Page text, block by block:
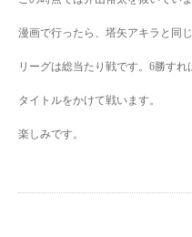
漫画で行ったら、塔矢アキラと同じ
リーグは総当たり戦です。6勝すれ
タイトルをかけて戦います。
楽しみです。